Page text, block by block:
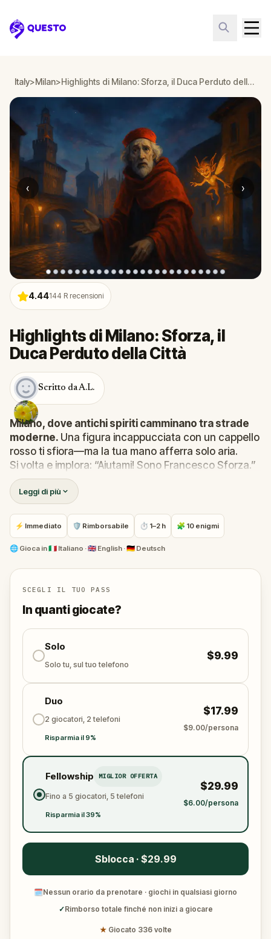
Questo
Italy>Milan> Highlights di Milano: Sforza, il Duca Perduto della Città
‹ ›
4.44144 R recensioni
Highlights di Milano: Sforza, il
Duca Perduto della Città
Scritto da A.L.
Milano, dove antichi spiriti camminano tra strade
moderne. Una figura incappucciata con un cappello
rosso ti sfiora—ma la tua mano afferra solo aria.
Si volta e implora: “Aiutami! Sono Francesco Sforza.”
Il fantasma del Duca, ingannato dagli Dei degli Inferi,
ha solo un giorno per tornare nella sua città. Ma
Milano è cambiata dal 1466, e lui è smarrito. Quando
accetti di aiutarlo, appare uno spirito dispettoso:
risolvi gli enigmi o segui il Duca nelle profondità degli
Inferi.
Risolvi enigmi nel mondo reale, segui indizi per le
strade di Milano e svela i suoi segreti. Cammina,
rifletti e connettiti—questa avventura è fatta per
essere vissuta insieme ad amici o in famiglia.
Aiuterai il Duca… o resterai intrappolato con lui per
sempre?
Leggi di più
⚡ Immediato 🛡 Rimborsabile ⏱ 1–2 h 🧩 10 enigmi
🌐 Gioca in🇮🇹 Italiano · 🇬🇧 English · 🇩🇪 Deutsch
SCEGLI IL TUO PASS
In quanti giocate?
Solo
Solo tu, sul tuo telefono
$9.99
Duo
2 giocatori, 2 telefoni
Risparmia il 9%
$17.99
$9.00/persona
Fellowship MIGLIOR OFFERTA
Fino a 5 giocatori, 5 telefoni
Risparmia il 39%
$29.99
$6.00/persona
Sblocca · $29.99
🗓Nessun orario da prenotare · giochi in qualsiasi giorno
✓Rimborso totale finché non inizi a giocare
★ Giocato 336 volte